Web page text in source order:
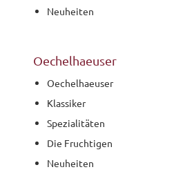
Neuheiten
Oechelhaeuser
Oechelhaeuser
Klassiker
Spezialitäten
Die Fruchtigen
Neuheiten